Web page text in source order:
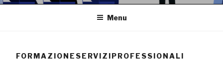
Menu
FORMAZIONESERVIZIPROFESSIONALI